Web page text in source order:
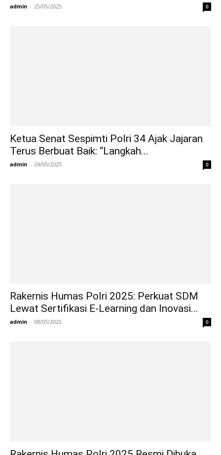
admin - 25/05/2025 0
Ketua Senat Sespimti Polri 34 Ajak Jajaran
Terus Berbuat Baik: “Langkah...
admin - 24/05/2025 0
Rakernis Humas Polri 2025: Perkuat SDM
Lewat Sertifikasi E-Learning dan Inovasi...
admin - 08/05/2025 0